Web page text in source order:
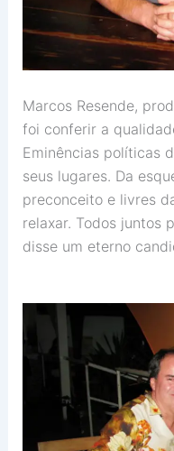
Marcos Resende,
foi conferir a
Eminências políticas
seus lugares. Da
preconceito e livres
relaxar. Todos juntos
disse um eterno